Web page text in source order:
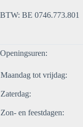
BTW: BE 0746.773.801
Openingsuren:
Maandag tot vrijdag:
Zaterdag:
Zon- en feestdagen: